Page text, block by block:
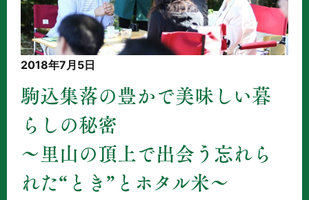
2018年7月5日
駒込集落の豊かで美味しい暮
らしの秘密
～里山の頂上で出会う忘れら
れた“とき”とホタル米～